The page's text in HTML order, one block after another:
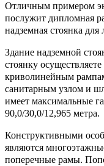
Отличным примером
послужит дипломная
надземная стоянка
Здание надземной
стоянку
криволинейным
санитарным узлом и
имеет максимальные
90,0/30,0/12,965 метра.
Конструктивными
являются
поперечные рамы.